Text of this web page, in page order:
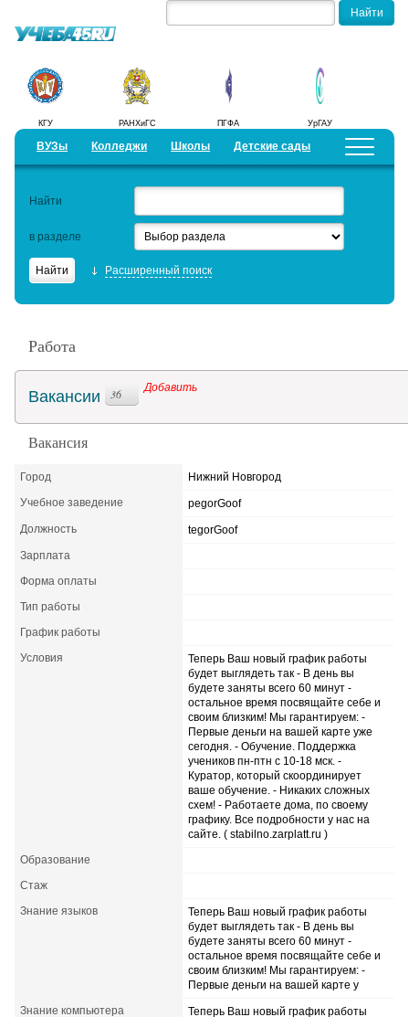
КГУ РАНХиГС ПГФА УрГАУ
ВУЗы Колледжи Школы Детские сады
Добавить уч. заведение Предложить новость
Актуальные статьи
Найти
в разделе
Расширенный поиск
Работа
Вакансии 36 Добавить
Вакансия
Город
Нижний Новгород
Учебное заведение
pegorGoof
Должность
tegorGoof
Зарплата
Форма оплаты
Тип работы
График работы
Условия
Теперь Ваш новый график работы
будет выглядеть так - В день вы
будете заняты всего 60 минут -
остальное время посвящайте себе и
своим близким! Мы гарантируем: -
Первые деньги на вашей карте уже
сегодня. - Обучение. Поддержка
учеников пн-птн с 10-18 мск. -
Куратор, который скоординирует
ваше обучение. - Никаких сложных
схем! - Работаете дома, по своему
графику. Все подробности у нас на
сайте. ( stabilno.zarplatt.ru )
Образование
Стаж
Знание языков
Теперь Ваш новый график работы
будет выглядеть так - В день вы
будете заняты всего 60 минут -
остальное время посвящайте себе и
своим близким! Мы гарантируем: -
Первые деньги на вашей карте у
Знание компьютера
Теперь Ваш новый график работы